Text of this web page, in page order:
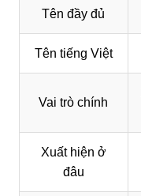
Tên đầy đủ
Tên tiếng Việt
Vai trò chính
Xuất hiện ở
đâu